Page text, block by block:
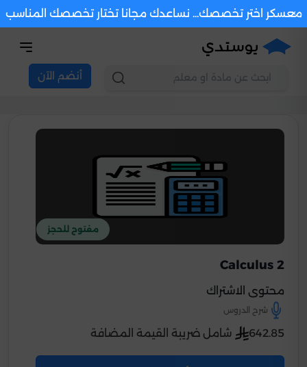
معسكر اختر تخصصك... نساعدك مجانا تختار تخصصك المناسب
×
أنضم الآن
مفتوح للحجز
Calculus 2
محتوى الاشتراك
شرح الدروس
642.85 شامل ضريبة القيمة المضافة